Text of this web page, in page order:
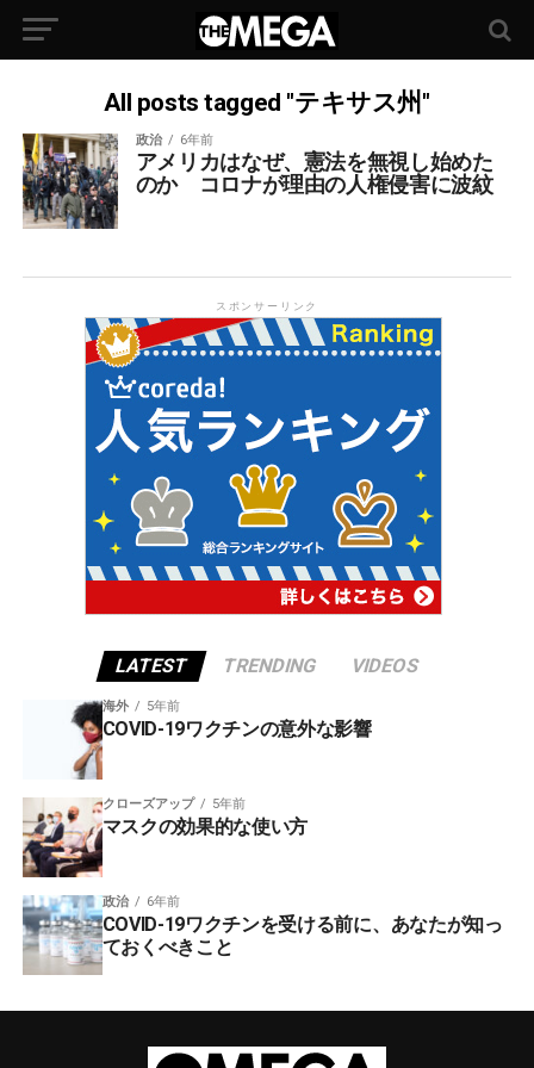
All posts tagged "テキサス州"
政治 6年前
アメリカはなぜ、憲法を無視し始めた
のか コロナが理由の人権侵害に波紋
スポンサーリンク
LATEST TRENDING VIDEOS
海外 5年前
COVID-19ワクチンの意外な影響
クローズアップ 5年前
マスクの効果的な使い方
政治 6年前
COVID-19ワクチンを受ける前に、あなたが知っ
ておくべきこと